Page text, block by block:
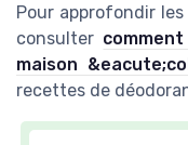
Pour approfondir
consulter
maison
recettes de